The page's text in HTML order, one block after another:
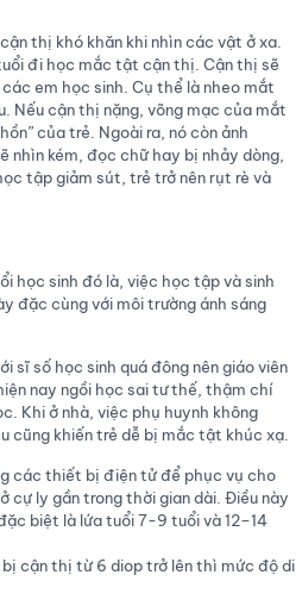
thị khó khăn khi nhìn các vật ở xa.
đi học mắc tật cận thị. Cận thị sẽ
em học sinh. Cụ thể là nheo mắt
Nếu cận thị nặng, võng mạc của mắt
của trẻ. Ngoài ra, nó còn ảnh
nhìn kém, đọc chữ hay bị nhảy dòng,
tập giảm sút, trẻ trở nên rụt rè và
học sinh đó là, việc học tập và sinh
đặc cùng với môi trường ánh sáng
sĩ số học sinh quá đông nên giáo viên
nay ngồi học sai tư thế, thậm chí
Khi ở nhà, việc phụ huynh không
cũng khiến trẻ dễ bị mắc tật khúc xạ.
các thiết bị điện tử để phục vụ cho
ly gần trong thời gian dài. Điều này
biệt là lứa tuổi 7-9 tuổi và 12–14
cận thị từ 6 diop trở lên thì mức độ di